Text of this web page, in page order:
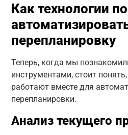
Как технологии
перепланировку
Теперь, когда мы
инструментами, стоит
работают вместе для
перепланировки.
Анализ текущего